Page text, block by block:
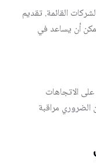
القائمة. تقديم
أن يساعد في
الاتجاهات
الضروري مراقبة